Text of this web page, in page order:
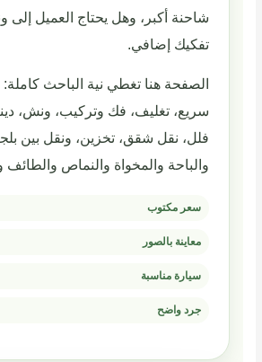
شاحنة أكبر، وهل يحتاج العميل إلى
تفكيك إضافي.
الصفحة هنا تغطي نية الباحث كاملة:
سريع، تغليف، فك وتركيب، ونش،
فلل، نقل شقق، تخزين، ونقل بين
والباحة والمخواة والنماص والطائف
سعر مكتوب
معاينة بالصور
سيارة مناسبة
جرد واضح